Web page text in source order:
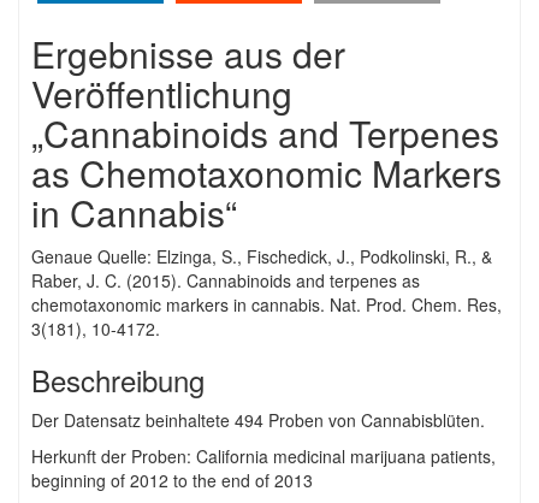
Ergebnisse aus der
Veröffentlichung
„Cannabinoids and Terpenes
as Chemotaxonomic Markers
in Cannabis“
Genaue Quelle: Elzinga, S., Fischedick, J., Podkolinski, R., &
Raber, J. C. (2015). Cannabinoids and terpenes as
chemotaxonomic markers in cannabis. Nat. Prod. Chem. Res,
3(181), 10-4172.
Beschreibung
Der Datensatz beinhaltete 494 Proben von Cannabisblüten.
Herkunft der Proben: California medicinal marijuana patients,
beginning of 2012 to the end of 2013